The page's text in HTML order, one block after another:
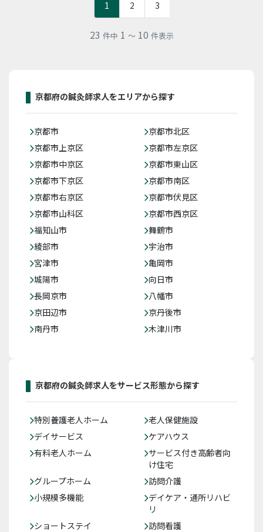
1 2 3
23 件中 1 ～ 10 件表示
京都府の鍼灸師求人をエリアから探す
京都市
京都市北区
京都市上京区
京都市左京区
京都市中京区
京都市東山区
京都市下京区
京都市南区
京都市右京区
京都市伏見区
京都市山科区
京都市西京区
福知山市
舞鶴市
綾部市
宇治市
宮津市
亀岡市
城陽市
向日市
長岡京市
八幡市
京田辺市
京丹後市
南丹市
木津川市
京都府の鍼灸師求人をサービス形態から探す
特別養護老人ホーム
老人保健施設
デイサービス
ケアハウス
有料老人ホーム
サービス付き高齢者向
け住宅
グループホーム
訪問介護
小規模多機能
デイケア・通所リハビ
リ
ショートステイ
訪問看護